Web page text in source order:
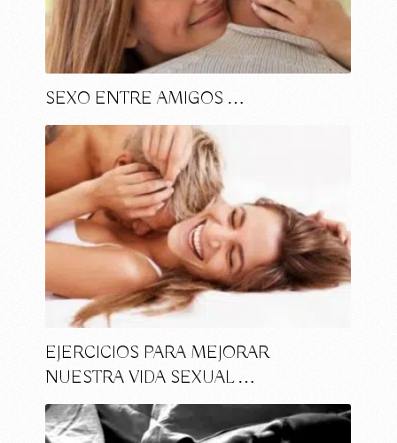
SEXO ENTRE AMIGOS …
EJERCICIOS PARA MEJORAR
NUESTRA VIDA SEXUAL …